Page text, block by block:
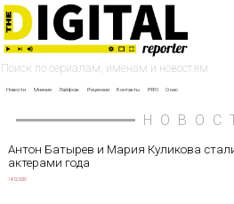
Новости Мнение Лайфхак Рецензии Контакты PRO О нас
Антон Батырев и Мария Куликова
актерами года
14/12/2020